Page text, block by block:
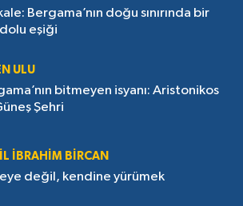
Bergama’nın doğu sınırında bir
eşiği
ULU
bitmeyen isyanı: Aristonikos
Şehri
İBRAHIM BIRCAN
değil, kendine yürümek